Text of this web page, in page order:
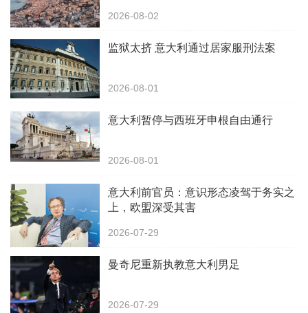
2026-08-02
监狱太挤 意大利通过居家服刑法案
2026-08-01
意大利暂停与西班牙申根自由通行
2026-08-01
意大利前官员：意识形态凌驾于务实之
上，欧盟深受其害
2026-07-29
曼奇尼重新执教意大利男足
2026-07-29